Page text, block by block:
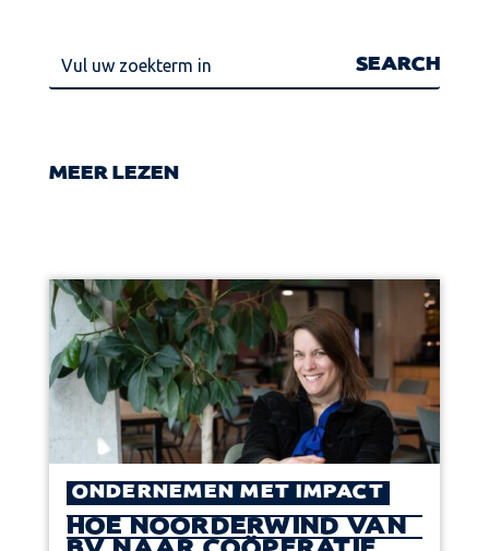
MEER LEZEN
ONDERNEMEN MET IMPACT
HOE NOORDERWIND VAN